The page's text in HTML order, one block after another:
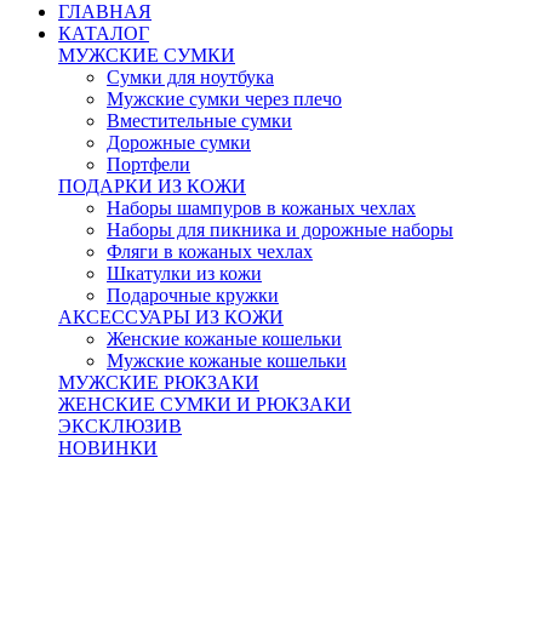
ГЛАВНАЯ
КАТАЛОГ
МУЖСКИЕ СУМКИ
Сумки для ноутбука
Мужские сумки через плечо
Вместительные сумки
Дорожные сумки
Портфели
ПОДАРКИ ИЗ КОЖИ
Наборы шампуров в кожаных чехлах
Наборы для пикника и дорожные наборы
Фляги в кожаных чехлах
Шкатулки из кожи
Подарочные кружки
АКСЕССУАРЫ ИЗ КОЖИ
Женские кожаные кошельки
Мужские кожаные кошельки
МУЖСКИЕ РЮКЗАКИ
ЖЕНСКИЕ СУМКИ И РЮКЗАКИ
ЭКСКЛЮЗИВ
НОВИНКИ